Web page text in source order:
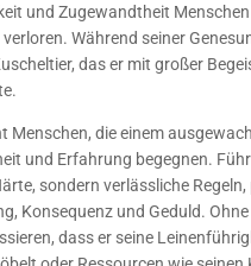
und Zugewandtheit
Während seiner
das er mit großer
Menschen, die einem
und Erfahrung begegnen.
sondern verlässliche
Konsequenz und Geduld.
dass er seine